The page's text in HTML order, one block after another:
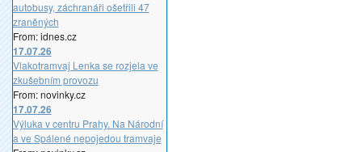
autobusy, záchranáři ošetřili 47
zraněných
From: idnes.cz
17.07.26
Vlakotramvaj Lenka se rozjela ve
zkušebním provozu
From: novinky.cz
17.07.26
Výluka v centru Prahy. Na Národní
a ve Spálené nepojedou tramvaje